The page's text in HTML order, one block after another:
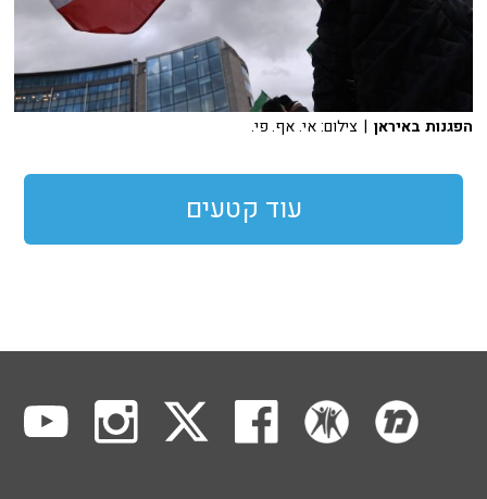
הפגנות באיראן | צילום: אי. אף. פי.
עוד קטעים